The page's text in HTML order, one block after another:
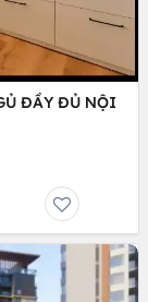
ĐẦY ĐỦ NỘI